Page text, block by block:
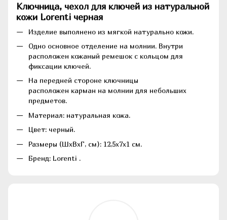
Ключница, чехол для ключей из натуральной
кожи Lorenti черная
Изделие выполнено из мягкой натурально кожи.
Одно основное отделение на молнии. Внутри
расположен кожаный ремешок с кольцом для
фиксации ключей.
На передней стороне ключницы
расположен карман на молнии для небольших
предметов.
Материал: натуральная кожа.
Цвет: черный.
Размеры (ШхВхГ, см): 12,5х7х1 см.
Бренд: Lorenti .